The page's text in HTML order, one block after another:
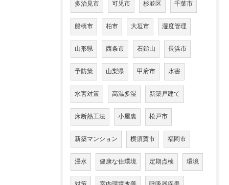
多治見市 可児市 杉並区 千葉市
船橋市 柏市 大垣市 湿度管理
山形県 西条市 石鎚山 長浜市
予防策 山梨県 甲府市 水害
水害対策 高温多湿 新築戸建て
床断熱工法 小屋裏 松戸市
新築マンション 横須賀市 福岡市
浸水 健康な住環境 定期点検 環境